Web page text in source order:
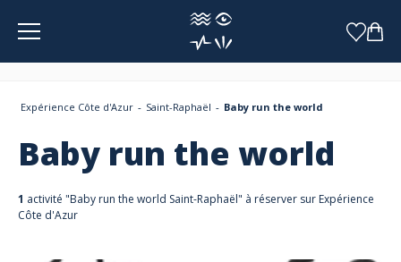
Panneau de gestion des cookies
Expérience Côte d'Azur Saint-Raphaël Baby run the world
Baby run the world
1 activité "Baby run the world Saint-Raphaël" à réserver sur Expérience
Côte d'Azur